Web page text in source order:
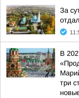
За
В
три